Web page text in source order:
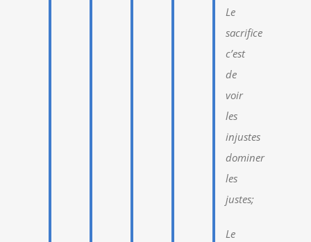
Le
sacrifice
c’est
de
voir
les
injustes
dominer
les
justes;
Le